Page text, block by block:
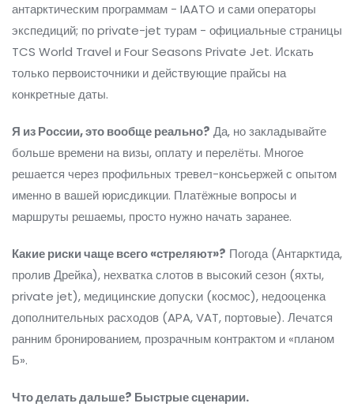
антарктическим программам - IAATO и сами операторы
экспедиций; по private-jet турам - официальные страницы
TCS World Travel и Four Seasons Private Jet. Искать
только первоисточники и действующие прайсы на
конкретные даты.
Я из России, это вообще реально? Да, но закладывайте
больше времени на визы, оплату и перелёты. Многое
решается через профильных тревел-консьержей с опытом
именно в вашей юрисдикции. Платёжные вопросы и
маршруты решаемы, просто нужно начать заранее.
Какие риски чаще всего «стреляют»? Погода (Антарктида,
пролив Дрейка), нехватка слотов в высокий сезон (яхты,
private jet), медицинские допуски (космос), недооценка
дополнительных расходов (APA, VAT, портовые). Лечатся
ранним бронированием, прозрачным контрактом и «планом
Б».
Что делать дальше? Быстрые сценарии.